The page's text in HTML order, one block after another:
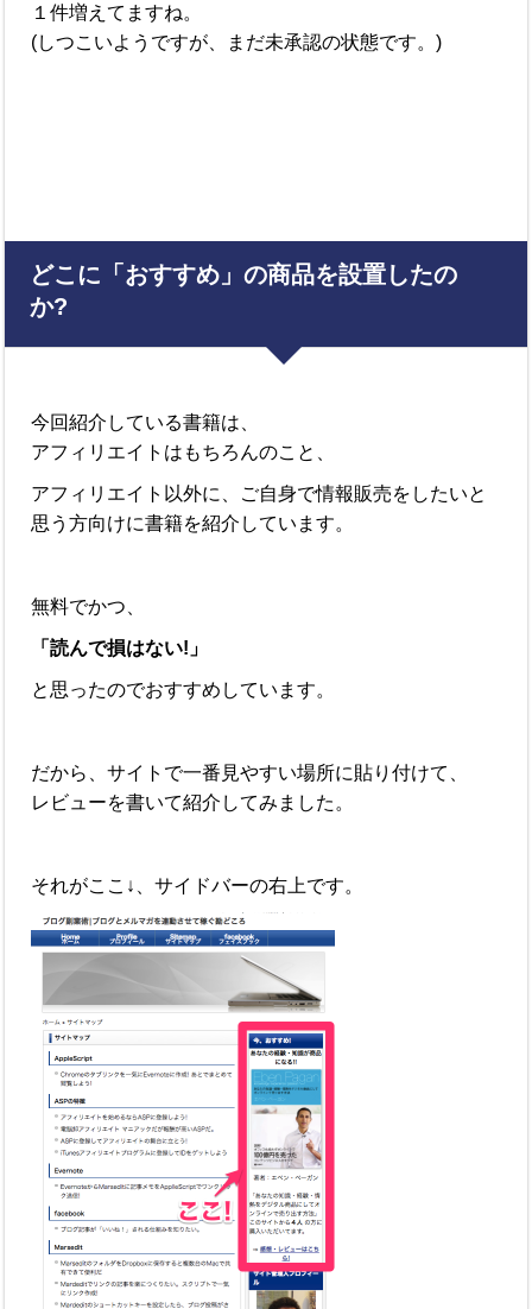
１件増えてますね。
(しつこいようですが、まだ未承認の状態です。)
どこに「おすすめ」の商品を設置したの
か?
今回紹介している書籍は、
アフィリエイトはもちろんのこと、
アフィリエイト以外に、ご自身で情報販売をしたいと
思う方向けに書籍を紹介しています。
無料でかつ、
「読んで損はない!」
と思ったのでおすすめしています。
だから、サイトで一番見やすい場所に貼り付けて、
レビューを書いて紹介してみました。
それがここ↓、サイドバーの右上です。